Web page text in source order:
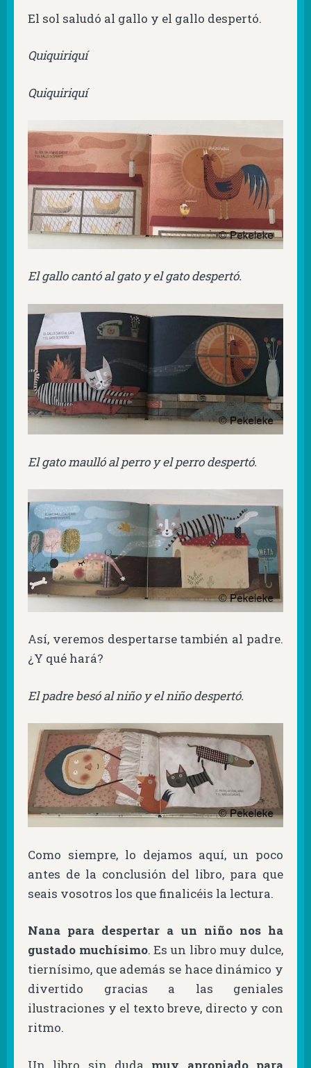
El sol saludó al gallo y el gallo despertó.
Quiquiriquí
Quiquiriquí
El gallo cantó al gato y el gato despertó.
El gato maulló al perro y el perro despertó.
Así, veremos despertarse también al padre.
¿Y qué hará?
El padre besó al niño y el niño despertó.
Como siempre, lo dejamos aquí, un poco
antes de la conclusión del libro, para que
seais vosotros los que finalicéis la lectura.
Nana para despertar a un niño nos ha
gustado muchísimo. Es un libro muy dulce,
tiernísimo, que además se hace dinámico y
divertido gracias a las geniales
ilustraciones y el texto breve, directo y con
ritmo.
Un libro sin duda muy apropiado para